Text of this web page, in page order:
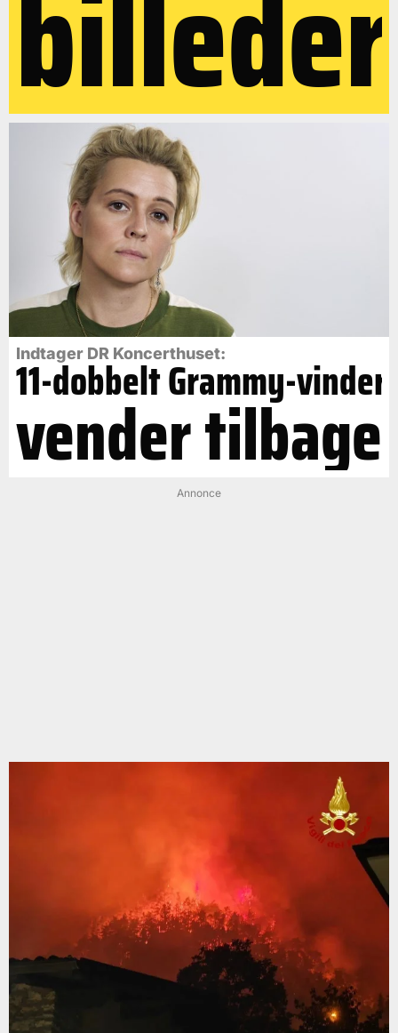
Indtager DR Koncerthuset:
11-dobbelt Grammy-vinder
vender tilbage
Annonce